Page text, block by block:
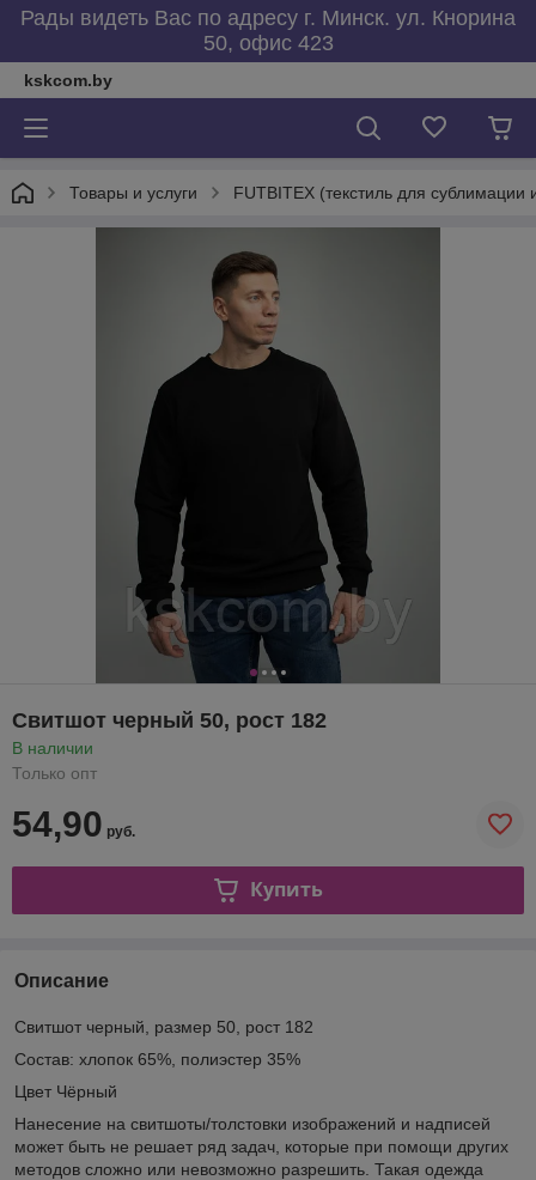
Рады видеть Вас по адресу г. Минск. ул. Кнорина
50, офис 423
kskcom.by
Товары и услуги FUTBITEX (текстиль для
Свитшот черный 50, рост 182
В наличии
Только опт
54,90 руб.
Купить
Описание
Свитшот черный, размер 50, рост 182
Состав: хлопок 65%, полиэстер 35%
Цвет Чёрный
Нанесение на свитшоты/толстовки изображений и надписей
может быть не решает ряд задач, которые при помощи других
методов сложно или невозможно разрешить. Такая одежда